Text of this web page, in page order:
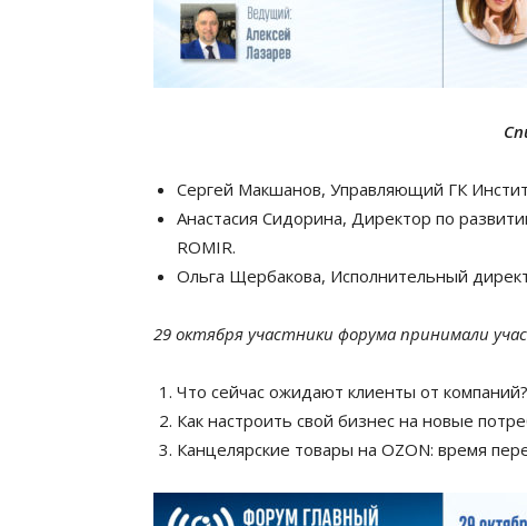
Сергей Макшанов, Управляющий ГК
Анастасия Сидорина, Директор по
ROMIR.
Ольга Щербакова, Исполнительный
29 октября участники форума принимали
Что сейчас ожидают клиенты от
Как настроить свой бизнес на новые
Канцелярские товары на OZON: время